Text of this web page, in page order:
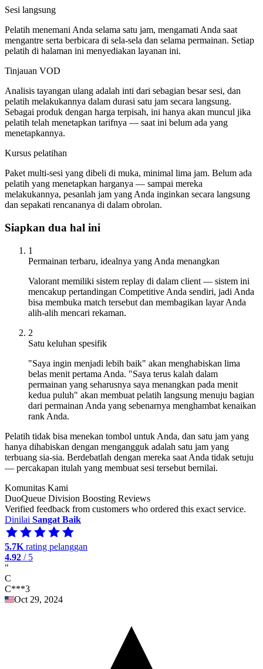
Sesi langsung
Pelatih menemani Anda selama satu jam, mengamati Anda saat
mengantre serta berbicara di sela-sela dan selama permainan. Setiap
pelatih di halaman ini menyediakan layanan ini.
Tinjauan VOD
Analisis tayangan ulang adalah inti dari sebagian besar sesi, dan
pelatih melakukannya dalam durasi satu jam secara langsung.
Sebagai produk dengan harga terpisah, ini hanya akan muncul jika
pelatih telah menetapkan tarifnya — saat ini belum ada yang
menetapkannya.
Kursus pelatihan
Paket multi-sesi yang dibeli di muka, minimal lima jam. Belum ada
pelatih yang menetapkan harganya — sampai mereka
melakukannya, pesanlah jam yang Anda inginkan secara langsung
dan sepakati rencananya di dalam obrolan.
Siapkan dua hal ini
1
Permainan terbaru, idealnya yang Anda menangkan
Valorant memiliki sistem replay di dalam client — sistem ini
mencakup pertandingan Competitive Anda sendiri, jadi Anda
bisa membuka match tersebut dan membagikan layar Anda
alih-alih mencari rekaman.
2
Satu keluhan spesifik
"Saya ingin menjadi lebih baik" akan menghabiskan lima
belas menit pertama Anda. "Saya terus kalah dalam
permainan yang seharusnya saya menangkan pada menit
kedua puluh" akan membuat pelatih langsung menuju bagian
dari permainan Anda yang sebenarnya menghambat kenaikan
rank Anda.
Pelatih tidak bisa menekan tombol untuk Anda, dan satu jam yang
hanya dihabiskan dengan mengangguk adalah satu jam yang
terbuang sia-sia. Berdebatlah dengan mereka saat Anda tidak setuju
— percakapan itulah yang membuat sesi tersebut bernilai.
Komunitas Kami
DuoQueue Division Boosting Reviews
Verified feedback from customers who ordered this exact service.
Dinilai Sangat Baik
5.7K rating pelanggan
4.92 / 5
"
C
C***3
Oct 29, 2024